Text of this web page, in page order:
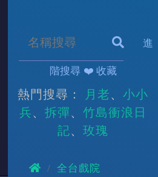
進
階搜尋 ❤️ 收藏
熱門搜尋： 月老
小小
兵
拆彈
竹島衝浪日
記
玫瑰
全台戲院